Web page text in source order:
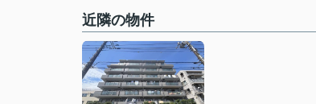
近隣の物件